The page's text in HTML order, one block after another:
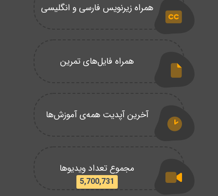
همراه زیرنویس فارسی و انگلیسی
همراه فایل‌های تمرین
آخرین آپدیت همه‌ی آموزش‌ها
مجموع تعداد ویدیوها
5,700,731